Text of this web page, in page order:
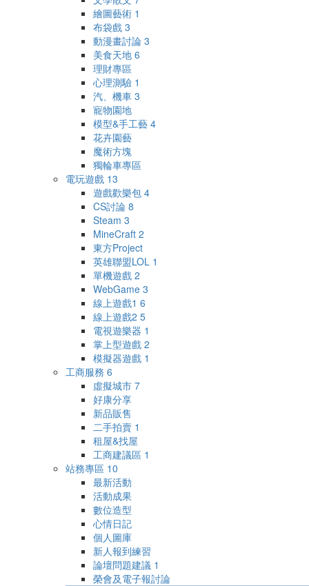
繪圖藝術 1
布袋戲 3
動漫畫討論 3
美食天地 6
理財專區
心理測驗 1
汽、機車 3
寵物園地
模型&手工藝 4
花卉園藝
魔術方塊
獨輪車專區
電玩遊戲 13
遊戲歡樂包 4
CS討論 8
Steam 3
MineCraft 2
東方Project
英雄聯盟LOL 1
單機遊戲 2
WebGame 3
線上遊戲1 6
線上遊戲2 5
電視遊樂器 1
掌上型遊戲 2
模擬器遊戲 1
工商服務 6
虛擬城市 7
好康分享
新品販售
二手拍賣 1
租屋&找屋
工商建議區 1
站務專區 10
最新活動
活動成果
數位造型
心情日記
個人圖庫
新人報到練習
論壇問題建議 1
榮會及電子報討論